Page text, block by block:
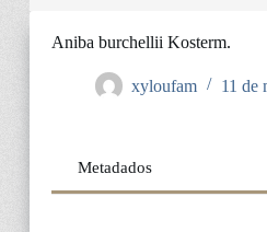
Aniba burchellii Kosterm.
xyloufam 11 de
Metadados